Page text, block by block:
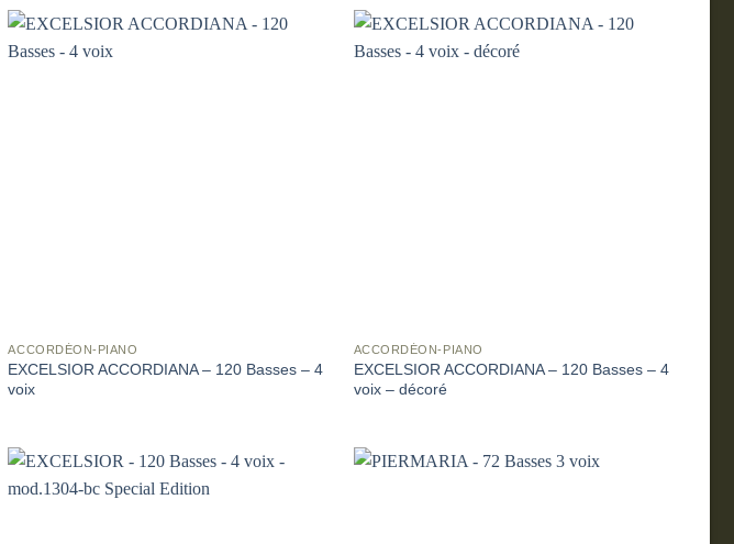
ACCORDÉON-PIANO
EXCELSIOR ACCORDIANA – 120 Basses – 4
voix
ACCORDÉON-PIANO
EXCELSIOR ACCORDIANA – 120 Basses – 4
voix – décoré